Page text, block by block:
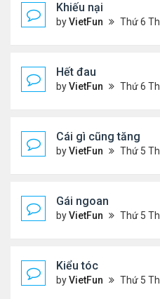
Khiếu nại
byVietFun Thứ 6 Tháng 11 05, 2021 11:53 am
Hết đau
byVietFun Thứ 6 Tháng 11 05, 2021 11:47 am
Cái gì cũng tăng
byVietFun Thứ 5 Tháng 11 04, 2021 9:31 pm
Gái ngoan
byVietFun Thứ 5 Tháng 11 04, 2021 9:28 pm
Kiểu tóc
byVietFun Thứ 5 Tháng 11 04, 2021 3:59 pm